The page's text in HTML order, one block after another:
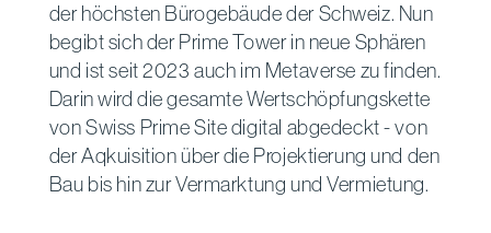
der höchsten Bürogebäude der Schweiz. Nun
begibt sich der Prime Tower in neue Sphären
und ist seit 2023 auch im Metaverse zu finden.
Darin wird die gesamte Wertschöpfungskette
von Swiss Prime Site digital abgedeckt - von
der Aqkuisition über die Projektierung und den
Bau bis hin zur Vermarktung und Vermietung.